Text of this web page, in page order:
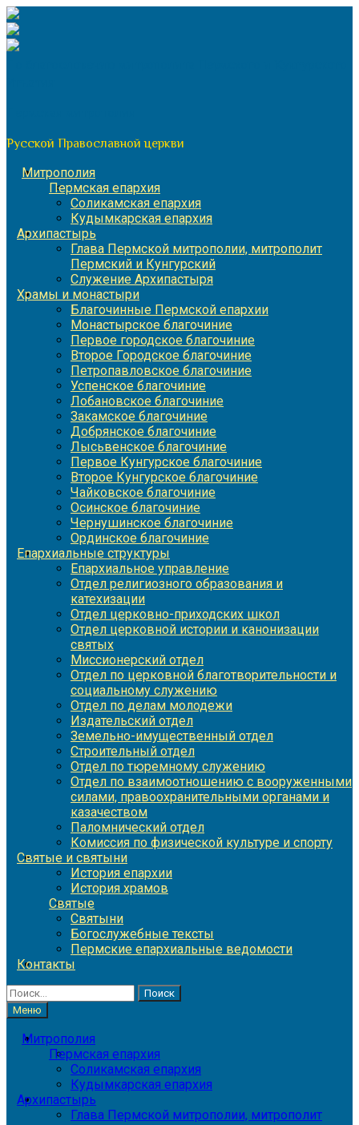
Перейти
к
содержимому
Русской Православной церкви
Митрополия
Пермская епархия
Соликамская епархия
Кудымкарская епархия
Архипастырь
Глава Пермской митрополии, митрополит
Пермский и Кунгурский
Служение Архипастыря
Храмы и монастыри
Благочинные Пермской епархии
Монастырское благочиние
Первое городское благочиние
Второе Городское благочиние
Петропавловское благочиние
Успенское благочиние
Лобановское благочиние
Закамское благочиние
Добрянское благочиние
Лысьвенское благочиние
Первое Кунгурское благочиние
Второе Кунгурское благочиние
Чайковское благочиние
Осинское благочиние
Чернушинское благочиние
Ординское благочиние
Епархиальные структуры
Епархиальное управление
Отдел религиозного образования и
катехизации
Отдел церковно-приходских школ
Отдел церковной истории и канонизации
святых
Миссионерский отдел
Отдел по церковной благотворительности и
социальному служению
Отдел по делам молодежи
Издательский отдел
Земельно-имущественный отдел
Строительный отдел
Отдел по тюремному служению
Отдел по взаимоотношению с вооруженными
силами, правоохранительными органами и
казачеством
Паломнический отдел
Комиссия по физической культуре и спорту
Святые и святыни
История епархии
История храмов
Святые
Святыни
Богослужебные тексты
Пермские епархиальные ведомости
Контакты
Найти:
Меню
Митрополия
Пермская епархия
Соликамская епархия
Кудымкарская епархия
Архипастырь
Глава Пермской митрополии, митрополит